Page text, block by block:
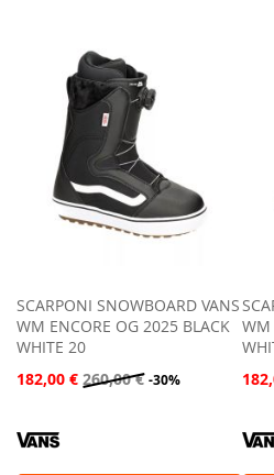
LISTA
DESIDERI
SCARPONI SNOWBOARD VANS
WM ENCORE OG 2025 BLACK
WHITE 20
182,00 € 260,00 € -30%
WM